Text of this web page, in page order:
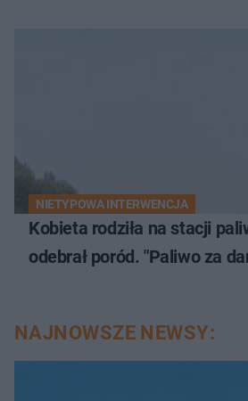
NIETYPOWA INTERWENCJA
Kobieta rodziła na stacji
odebrał poród. "Paliwo za
NAJNOWSZE NEWSY: